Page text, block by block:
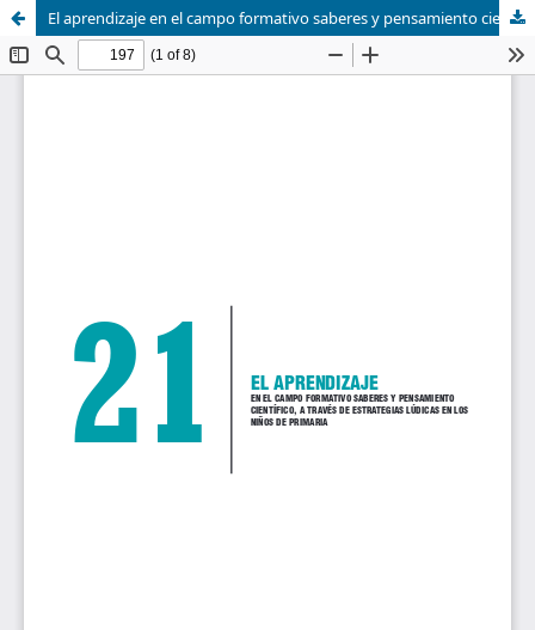
El aprendizaje en el campo formativo saberes y pensamiento científico, a través de estrategias lúdicas en los niños de primaria